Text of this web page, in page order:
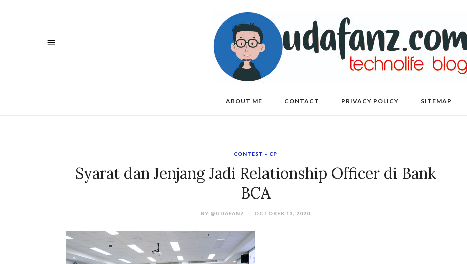
ABOUT ME CONTACT PRIVACY POLICY SITEMAP
CONTEST - CP
Syarat dan Jenjang Jadi Relationship Officer di Bank
BCA
BY @UDAFANZ OCTOBER 13, 2020